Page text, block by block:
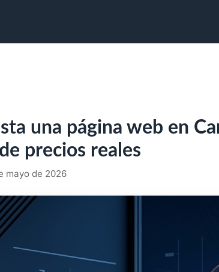
una página web en
precios reales
mayo de 2026